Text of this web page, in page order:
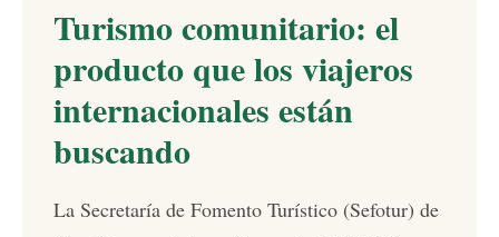
Turismo comunitario: el
producto que los viajeros
internacionales están
buscando
La Secretaría de Fomento Turístico (Sefotur) de